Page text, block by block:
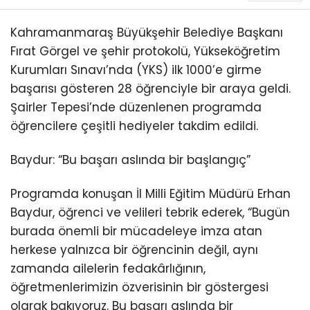
WhatsApp
İhbar Hattı
KÜLTÜR/SANAT
Kahramanmaraş Büyükşehir Belediye Başkanı
Fırat Görgel ve şehir protokolü, Yükseköğretim
Kurumları Sınavı’nda (YKS) ilk 1000’e girme
başarısı gösteren 28 öğrenciyle bir araya geldi.
Şairler Tepesi’nde düzenlenen programda
öğrencilere çeşitli hediyeler takdim edildi.
Baydur: “Bu başarı aslında bir başlangıç”
Programda konuşan İl Milli Eğitim Müdürü Erhan
Baydur, öğrenci ve velileri tebrik ederek, “Bugün
burada önemli bir mücadeleye imza atan
herkese yalnızca bir öğrencinin değil, aynı
zamanda ailelerin fedakârlığının,
öğretmenlerimizin özverisinin bir göstergesi
olarak bakıyoruz. Bu başarı aslında bir